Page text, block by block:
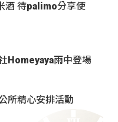
酒 待palimo分享使
Homeyaya雨中登場
所精心安排活動